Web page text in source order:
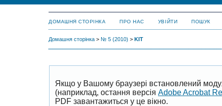
ДОМАШНЯ СТОРІНКА ПРО НАС УВІЙТИ ПОШУК
Домашня сторінка > № 5 (2010) > KIT
Якщо у Вашому браузері встановлений
(наприклад, остання версія Adobe Acrobat
PDF завантажиться у це вікно.